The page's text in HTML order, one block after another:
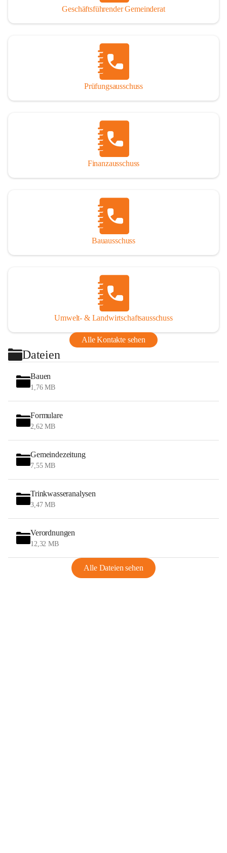
Geschäftsführender Gemeinderat
Prüfungsausschuss
Finanzausschuss
Bauausschuss
Umwelt- & Landwirtschaftsausschuss
Alle Kontakte sehen
Dateien
Bauen
1,76 MB
Formulare
2,62 MB
Gemeindezeitung
7,55 MB
Trinkwasseranalysen
3,47 MB
Verordnungen
12,32 MB
Alle Dateien sehen